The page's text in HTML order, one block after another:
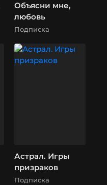
Объясни мне,
любовь
Подписка
Астрал. Игры
призраков
Подписка